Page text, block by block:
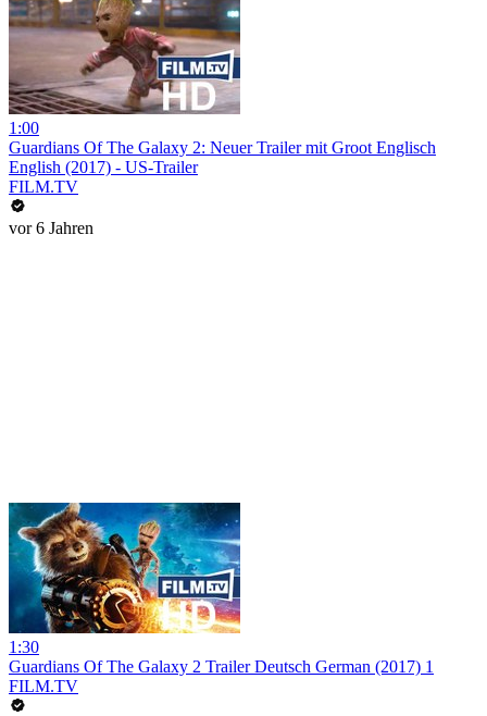
1:00
Guardians Of The Galaxy 2: Neuer Trailer mit Groot Englisch
English (2017) - US-Trailer
FILM.TV
vor 6 Jahren
1:30
Guardians Of The Galaxy 2 Trailer Deutsch German (2017) 1
FILM.TV